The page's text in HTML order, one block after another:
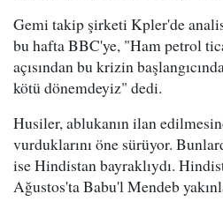
Gemi takip şirketi Kpler'de
bu hafta BBC'ye, "Ham petrol
açısından bu krizin
kötü dönemdeyiz" dedi.
Husiler, ablukanın ilan
vurduklarını öne sürüyor.
ise Hindistan bayraklıydı.
Ağustos'ta Babu'l Mendeb